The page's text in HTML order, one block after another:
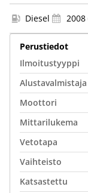
Diesel 2008
Perustiedot
Ilmoitustyyppi
Alustavalmistaja
Moottori
Mittarilukema
Vetotapa
Vaihteisto
Katsastettu